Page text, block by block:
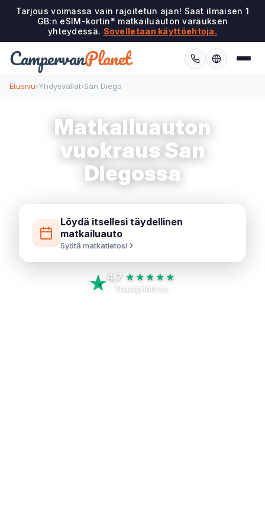
Tarjous voimassa vain rajoitetun ajan! Saat ilmaisen 1
GB:n eSIM-kortin* matkailuauton varauksen
yhteydessä. Sovelletaan käyttöehtoja.
CampervanPlanet
Etusivu›Yhdysvallat›San Diego
Matkailuauton
vuokraus San
Diegossa
Löydä itsellesi täydellinen
matkailuauto
Syötä matkatietosi
4,7 ★★★★★
Trustpilotissa